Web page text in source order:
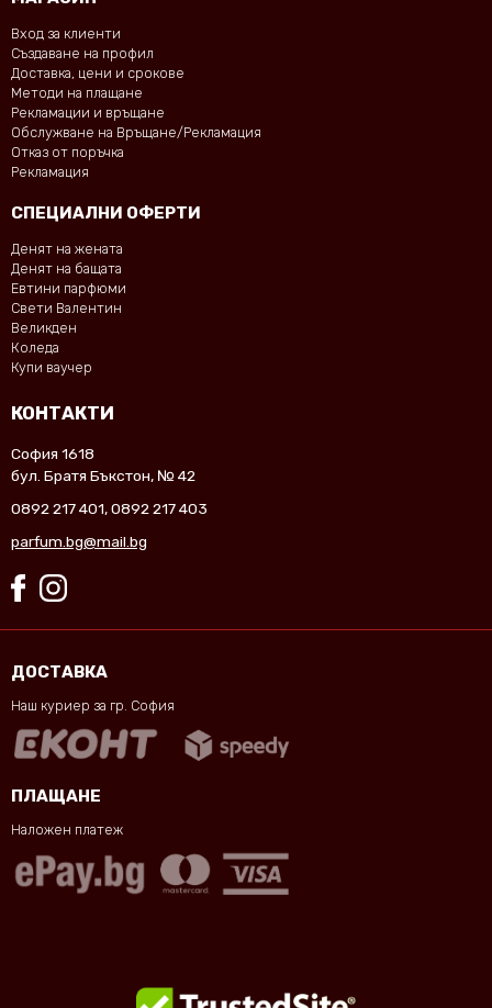
Вход за клиенти
Създаване на профил
Доставка, цени и срокове
Методи на плащане
Рекламации и връщане
Обслужване на Връщане/Рекламация
Отказ от поръчка
Рекламация
СПЕЦИАЛНИ ОФЕРТИ
Денят на жената
Денят на бащата
Евтини парфюми
Свети Валентин
Великден
Коледа
Купи ваучер
КОНТАКТИ
София 1618
бул. Братя Бъкстон, № 42
0892 217 401,0892 217 403
parfum.bg@mail.bg
ДОСТАВКА
Наш куриер за гр. София
ПЛАЩАНЕ
Наложен платеж